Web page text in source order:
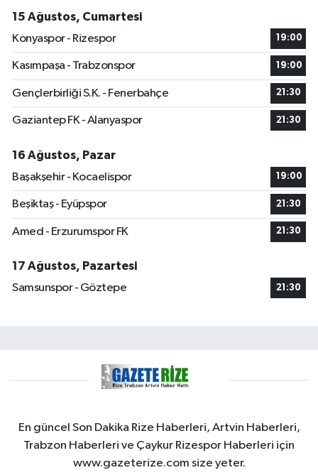
15 Ağustos, Cumartesi
Konyaspor - Rizespor
19:00
Kasımpaşa - Trabzonspor 19:00
Gençlerbirliği S.K. - Fenerbahçe 21:30
Gaziantep FK - Alanyaspor 21:30
16 Ağustos, Pazar
Başakşehir - Kocaelispor
19:00
Beşiktaş - Eyüpspor 21:30
Amed - Erzurumspor FK 21:30
17 Ağustos, Pazartesi
Samsunspor - Göztepe
21:30
En güncel Son Dakika Rize Haberleri, Artvin Haberleri,
Trabzon Haberleri ve Çaykur Rizespor Haberleri için
www.gazeterize.com size yeter.